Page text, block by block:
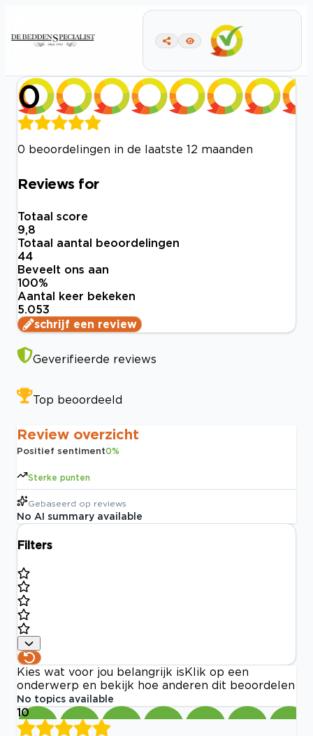
0
0 beoordelingen in de laatste 12 maanden
Reviews for
Totaal score
9,8
Totaal aantal beoordelingen
44
Beveelt ons aan
100%
Aantal keer bekeken
5.053
schrijf een review
Geverifieerde reviews
Top beoordeeld
Review overzicht
Positief sentiment0%
Sterke punten
Gebaseerd op reviews
No AI summary available
Filters
Kies wat voor jou belangrijk is Klik op een
onderwerp en bekijk hoe anderen dit beoordelen
No topics available
10